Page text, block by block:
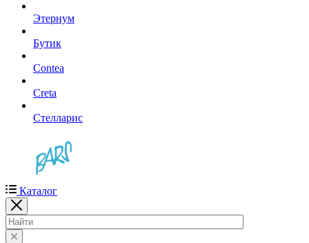
Этернум
Бутик
Contea
Creta
Стелларис
Каталог